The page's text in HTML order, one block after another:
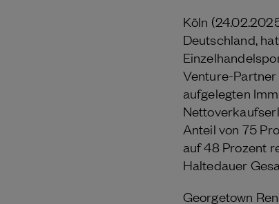
Köln
Deutschland,
Venture-
aufgelegten
Anteil von 75
auf 48 Prozent
Haltedauer
Georgetown